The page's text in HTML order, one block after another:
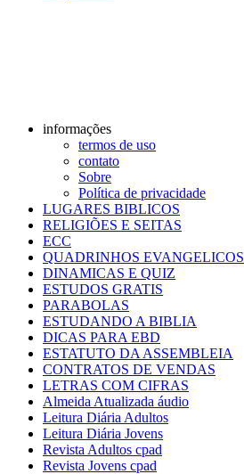
informações
termos de uso
contato
Sobre
Política de privacidade
LUGARES BIBLICOS
RELIGIÕES E SEITAS
ECC
QUADRINHOS EVANGELICOS
DINAMICAS E QUIZ
ESTUDOS GRATIS
PARABOLAS
ESTUDANDO A BIBLIA
DICAS PARA EBD
ESTATUTO DA ASSEMBLEIA
CONTRATOS DE VENDAS
LETRAS COM CIFRAS
Almeida Atualizada áudio
Leitura Diária Adultos
Leitura Diária Jovens
Revista Adultos cpad
Revista Jovens cpad